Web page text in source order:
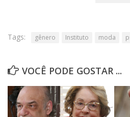
Tags: gênero Instituto moda
VOCÊ PODE GOSTAR ...